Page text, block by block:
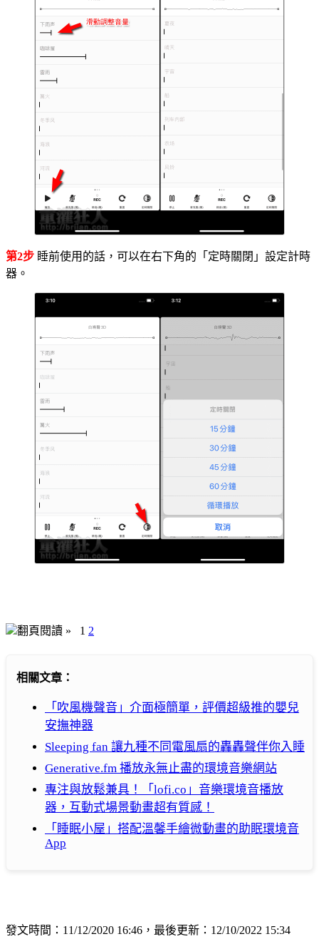
第2步 睡前使用的話，可以在右下角的「定時關閉」設定計時
器。
翻頁閱讀 » 1 2
相關文章：
「吹風機聲音」介面極簡單，評價超級推的嬰兒
安撫神器
Sleeping fan 讓九種不同電風扇的轟轟聲伴你入睡
Generative.fm 播放永無止盡的環境音樂網站
專注與放鬆兼具！「lofi.co」音樂環境音播放
器，互動式場景動畫超有質感！
「睡眠小屋」搭配溫馨手繪微動畫的助眠環境音
App
發文時間：11/12/2020 16:46，最後更新：12/10/2022 15:34